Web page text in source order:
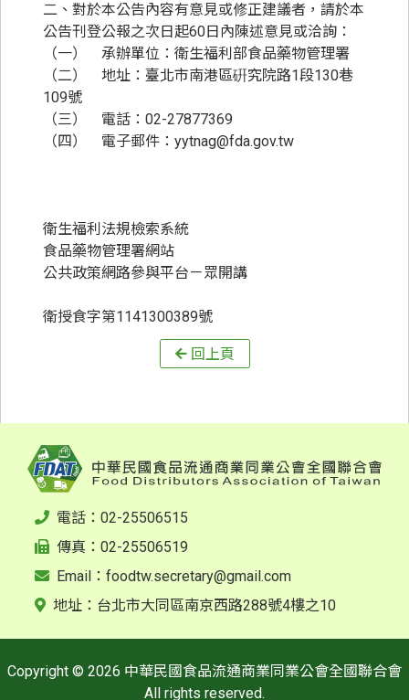
二、對於本公告內容有意見或修正建議者，請於本
公告刊登公報之次日起60日內陳述意見或洽詢：
（一） 承辦單位：衛生福利部食品藥物管理署
（二） 地址：臺北市南港區硏究院路1段130巷
109號
（三） 電話：02-27877369
（四） 電子郵件：yytnag@fda.gov.tw
衛生福利法規檢索系統
食品藥物管理署網站
公共政策網路參與平台－眾開講
衛授食字第1141300389號
回上頁
電話：02-25506515
傳真：02-25506519
Email： foodtw.secretary@gmail.com
地址：台北市大同區南京西路288號4樓之10
Copyright © 2026 中華民國食品流通商業同業公會全國聯合會
All rights reserved.